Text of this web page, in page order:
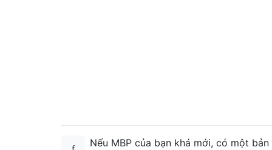
Nếu MBP của bạn khá mới, có một bản